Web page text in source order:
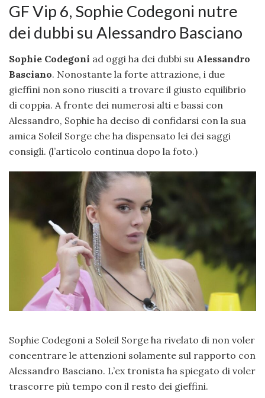
GF Vip 6, Sophie Codegoni nutre
dei dubbi su Alessandro Basciano
Sophie Codegoni ad oggi ha dei dubbi su Alessandro
Basciano. Nonostante la forte attrazione, i due
gieffini non sono riusciti a trovare il giusto equilibrio
di coppia. A fronte dei numerosi alti e bassi con
Alessandro, Sophie ha deciso di confidarsi con la sua
amica Soleil Sorge che ha dispensato lei dei saggi
consigli. (l’articolo continua dopo la foto.)
Sophie Codegoni a Soleil Sorge ha rivelato di non voler
concentrare le attenzioni solamente sul rapporto con
Alessandro Basciano. L’ex tronista ha spiegato di voler
trascorre più tempo con il resto dei gieffini.